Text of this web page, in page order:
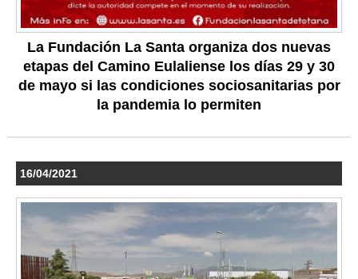
La Fundación La Santa organiza dos nuevas
etapas del Camino Eulaliense los días 29 y 30
de mayo si las condiciones sociosanitarias por
la pandemia lo permiten
16/04/2021